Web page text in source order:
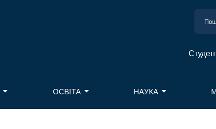
ОСВІТА НАУКА